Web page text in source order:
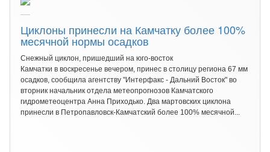
Циклоны принесли на Камчатку более 100%
месячной нормы осадков
Снежный циклон, пришедший на юго-восток
Камчатки в воскресенье вечером, принес в столицу региона 67 мм
осадков, сообщила агентству "Интерфакс - Дальний Восток" во
вторник начальник отдела метеопрогнозов Камчатского
гидрометеоцентра Анна Приходько. Два мартовских циклона
принесли в Петропавловск-Камчатский более 100% месячной...